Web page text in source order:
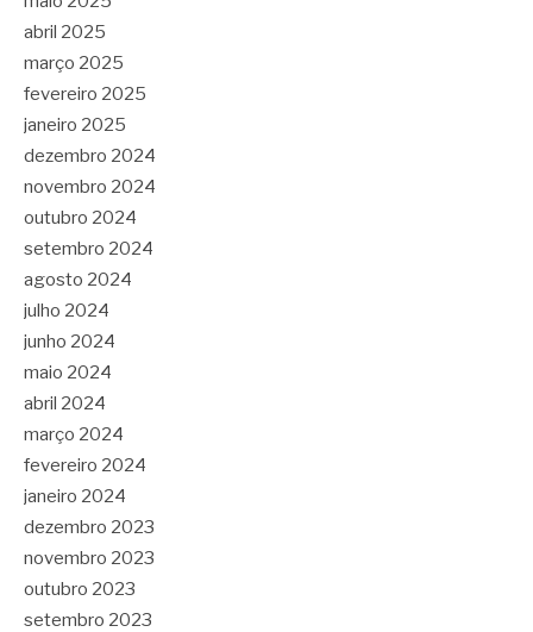
abril 2025
março 2025
fevereiro 2025
janeiro 2025
dezembro 2024
novembro 2024
outubro 2024
setembro 2024
agosto 2024
julho 2024
junho 2024
maio 2024
abril 2024
março 2024
fevereiro 2024
janeiro 2024
dezembro 2023
novembro 2023
outubro 2023
setembro 2023